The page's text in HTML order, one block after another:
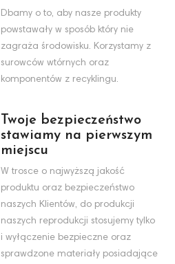
Dbamy o to, aby nasze produkty
powstawały w sposób który nie
zagraża środowisku. Korzystamy z
surowców wtórnych oraz
komponentów z recyklingu.
Twoje bezpieczeństwo
stawiamy na pierwszym
miejscu
W trosce o najwyższą jakość
produktu oraz bezpieczeństwo
naszych Klientów, do produkcji
naszych reprodukcji stosujemy tylko
i wyłączenie bezpieczne oraz
sprawdzone materiały posiadające